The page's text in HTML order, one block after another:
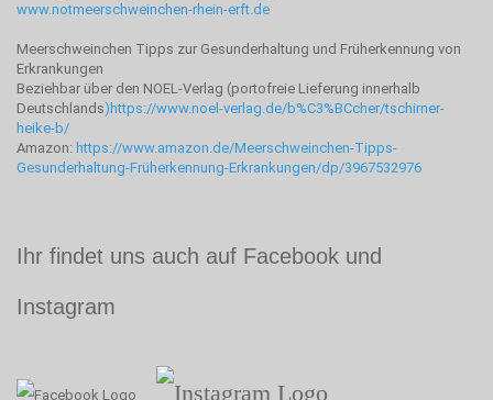
www.notmeerschweinchen-rhein-erft.de
Meerschweinchen Tipps zur Gesunderhaltung und Früherkennung von
Erkrankungen
Beziehbar über den NOEL-Verlag (portofreie Lieferung innerhalb
Deutschlands) https://www.noel-verlag.de/b%C3%BCcher/tschirner-
heike-b/
Amazon: https://www.amazon.de/Meerschweinchen-Tipps-
Gesunderhaltung-Früherkennung-Erkrankungen/dp/3967532976
Ihr findet uns auch auf Facebook und
Instagram